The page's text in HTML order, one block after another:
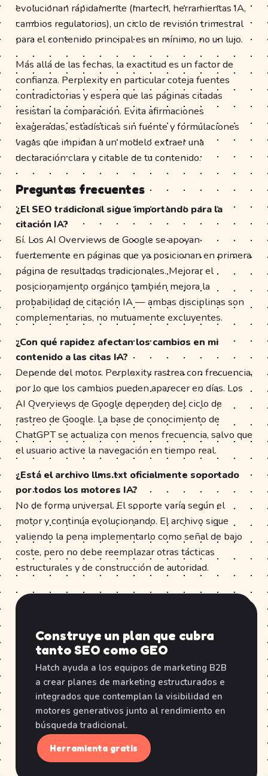
evolucionan rápidamente (martech, herramientas IA,
cambios regulatorios), un ciclo de revisión trimestral
para el contenido principal es un mínimo, no un lujo.
Más allá de las fechas, la exactitud es un factor de
confianza. Perplexity en particular coteja fuentes
contradictorias y espera que las páginas citadas
resistan la comparación. Evita afirmaciones
exageradas, estadísticas sin fuente y formulaciones
vagas que impidan a un modelo extraer una
declaración clara y citable de tu contenido.
Preguntas frecuentes
¿El SEO tradicional sigue importando para la
citación IA?
Sí. Los AI Overviews de Google se apoyan
fuertemente en páginas que ya posicionan en primera
página de resultados tradicionales. Mejorar el
posicionamiento orgánico también mejora la
probabilidad de citación IA — ambas disciplinas son
complementarias, no mutuamente excluyentes.
¿Con qué rapidez afectan los cambios en mi
contenido a las citas IA?
Depende del motor. Perplexity rastrea con frecuencia,
por lo que los cambios pueden aparecer en días. Los
AI Overviews de Google dependen del ciclo de
rastreo de Google. La base de conocimiento de
ChatGPT se actualiza con menos frecuencia, salvo que
el usuario active la navegación en tiempo real.
¿Está el archivo llms.txt oficialmente soportado
por todos los motores IA?
No de forma universal. El soporte varía según el
motor y continúa evolucionando. El archivo sigue
valiendo la pena implementarlo como señal de bajo
coste, pero no debe reemplazar otras tácticas
estructurales y de construcción de autoridad.
Construye un plan que cubra
tanto SEO como GEO
Hatch ayuda a los equipos de marketing B2B
a crear planes de marketing estructurados e
integrados que contemplan la visibilidad en
motores generativos junto al rendimiento en
búsqueda tradicional.
Herramienta gratis